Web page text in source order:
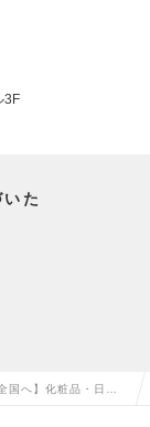
3F
た
国へ】化粧品・日用